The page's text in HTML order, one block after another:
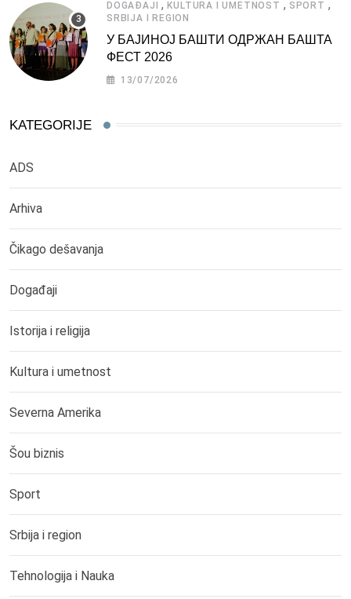
DOGAĐAJI ,KULTURA I UMETNOST , SPORT ,
SRBIJA I REGION
У БАЈИНОЈ БАШТИ ОДРЖАН БАШТА
ФЕСТ 2026
13/07/2026
KATEGORIJE
ADS
Arhiva
Čikago dešavanja
Događaji
Istorija i religija
Kultura i umetnost
Severna Amerika
Šou biznis
Sport
Srbija i region
Tehnologija i Nauka